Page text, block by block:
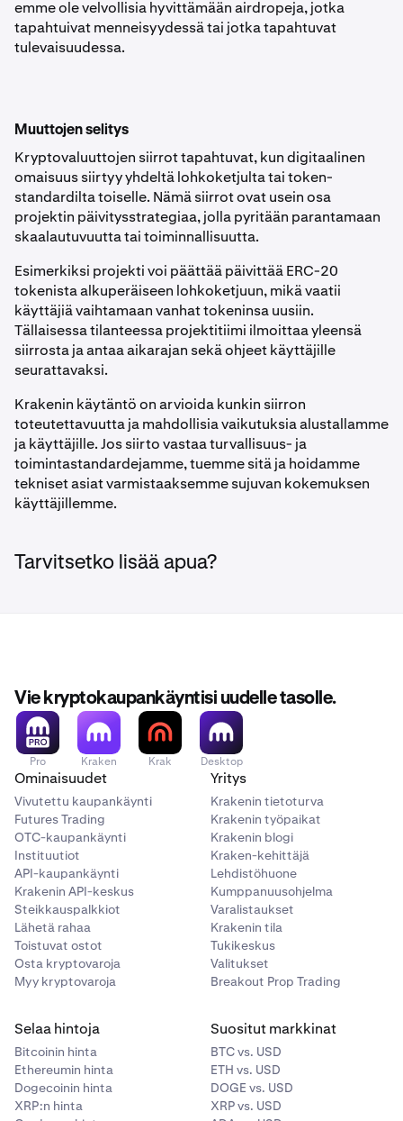
emme ole velvollisia hyvittämään airdropeja, jotka
tapahtuivat menneisyydessä tai jotka tapahtuvat
tulevaisuudessa.
Muuttojen selitys
Kryptovaluuttojen siirrot tapahtuvat, kun digitaalinen
omaisuus siirtyy yhdeltä lohkoketjulta tai token-
standardilta toiselle. Nämä siirrot ovat usein osa
projektin päivitysstrategiaa, jolla pyritään parantamaan
skaalautuvuutta tai toiminnallisuutta.
Esimerkiksi projekti voi päättää päivittää ERC-20
tokenista alkuperäiseen lohkoketjuun, mikä vaatii
käyttäjiä vaihtamaan vanhat tokeninsa uusiin.
Tällaisessa tilanteessa projektitiimi ilmoittaa yleensä
siirrosta ja antaa aikarajan sekä ohjeet käyttäjille
seurattavaksi.
Krakenin käytäntö on arvioida kunkin siirron
toteutettavuutta ja mahdollisia vaikutuksia alustallamme
ja käyttäjille. Jos siirto vastaa turvallisuus- ja
toimintastandardejamme, tuemme sitä ja hoidamme
tekniset asiat varmistaaksemme sujuvan kokemuksen
käyttäjillemme.
Tarvitsetko lisää apua?
Vie kryptokaupankäyntisi uudelle tasolle.
Pro Kraken Krak Desktop
Ominaisuudet
Vivutettu kaupankäynti
Futures Trading
OTC-kaupankäynti
Instituutiot
API-kaupankäynti
Krakenin API-keskus
Steikkauspalkkiot
Lähetä rahaa
Toistuvat ostot
Osta kryptovaroja
Myy kryptovaroja
Yritys
Krakenin tietoturva
Krakenin työpaikat
Krakenin blogi
Kraken-kehittäjä
Lehdistöhuone
Kumppanuusohjelma
Varalistaukset
Krakenin tila
Tukikeskus
Valitukset
Breakout Prop Trading
Selaa hintoja
Bitcoinin hinta
Ethereumin hinta
Dogecoinin hinta
XRP:n hinta
Suositut markkinat
BTC vs. USD
ETH vs. USD
DOGE vs. USD
XRP vs. USD